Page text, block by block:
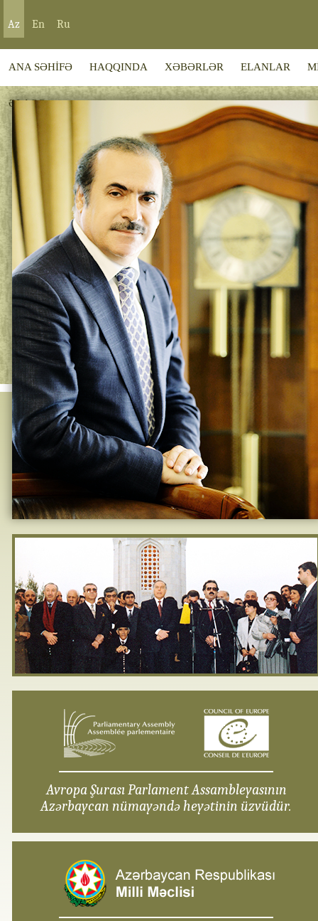
Az En Ru
ANA SƏHİFƏ HAQQINDA XƏBƏRLƏR ELANLAR
ƏLAQƏ
Avropa Şurası Parlament Assambleyasının
Azərbaycan nümayəndə heyətinin üzvüdür.